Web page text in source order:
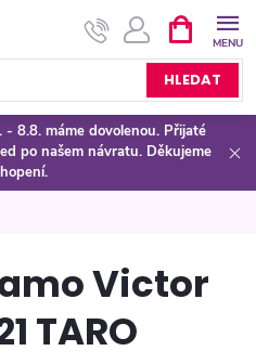
HLEDAT
NÁKUPNÍ
KOŠÍK
8.8. máme dovolenou. Přijaté
po našem návratu. Děkujeme
Victor
TARO